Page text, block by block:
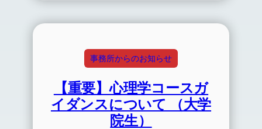
事務所からのお知らせ
【重要】心理学コースガ
イダンスについて （大学
院生）